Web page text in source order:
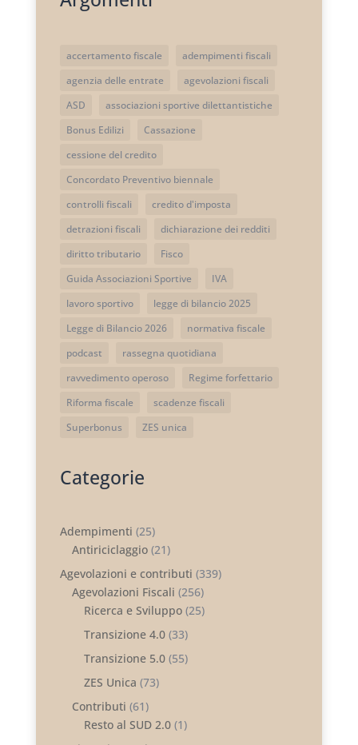
accertamento fiscale
adempimenti fiscali
agenzia delle entrate
agevolazioni fiscali
ASD
associazioni sportive dilettantistiche
Bonus Edilizi
Cassazione
cessione del credito
Concordato Preventivo biennale
controlli fiscali
credito d'imposta
detrazioni fiscali
dichiarazione dei redditi
diritto tributario
Fisco
Guida Associazioni Sportive
IVA
lavoro sportivo
legge di bilancio 2025
Legge di Bilancio 2026
normativa fiscale
podcast
rassegna quotidiana
ravvedimento operoso
Regime forfettario
Riforma fiscale
scadenze fiscali
Superbonus
ZES unica
Categorie
Adempimenti (25)
Antiriciclaggio(21)
Agevolazioni e contributi (339)
Agevolazioni Fiscali (256)
Ricerca e Sviluppo(25)
Transizione 4.0(33)
Transizione 5.0(55)
ZES Unica (73)
Contributi (61)
Resto al SUD 2.0(1)